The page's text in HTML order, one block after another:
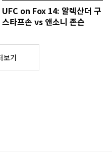
UFC on Fox 14: 알렉산더 구
스타프손 vs 앤소니 존슨
보기